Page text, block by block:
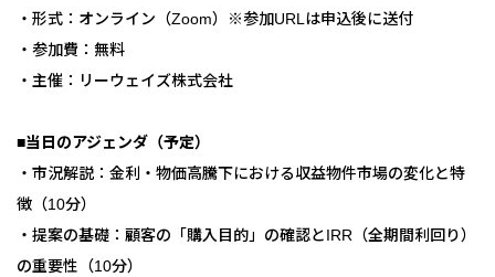
・形式：オンライン（Zoom）※参加URLは申込後に送付
・参加費：無料
・主催：リーウェイズ株式会社
■当日のアジェンダ（予定）
・市況解説：金利・物価高騰下における収益物件市場の変化と特
徴（10分）
・提案の基礎：顧客の「購入目的」の確認とIRR（全期間利回り）
の重要性（10分）